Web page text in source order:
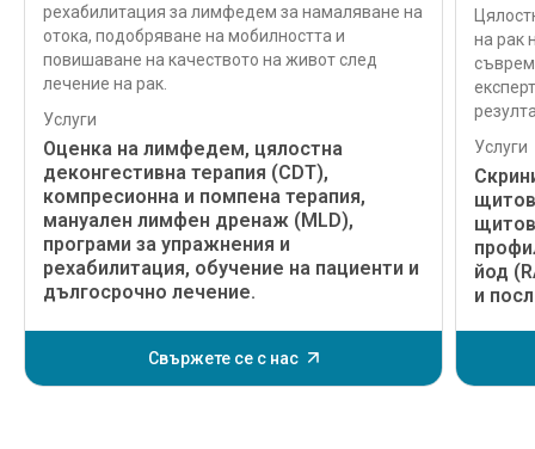
рехабилитация за лимфедем за намаляване на
отока, подобряване на мобилността и
повишаване на качеството на живот след
лечение на рак.
Услуги
Оценка на лимфедем, цялостна
деконгестивна терапия (CDT),
компресионна и помпена терапия,
мануален лимфен дренаж (MLD),
програми за упражнения и
рехабилитация, обучение на пациенти и
дългосрочно лечение.
Свържете се с нас
на рак
Услуги
йод
и